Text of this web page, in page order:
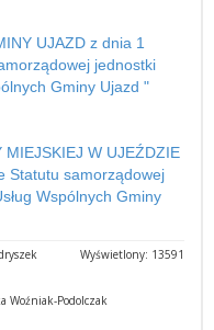
UJAZD z dnia 1
jednostki
Gminy Ujazd "
MIEJSKIEJ W UJEŹDZIE
Statutu samorządowej
Wspólnych Gminy
Wyświetlony: 13591
Woźniak-Podolczak